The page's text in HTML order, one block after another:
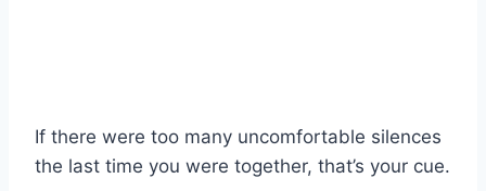
If there were too many uncomfortable silences
the last time you were together, that’s your cue.